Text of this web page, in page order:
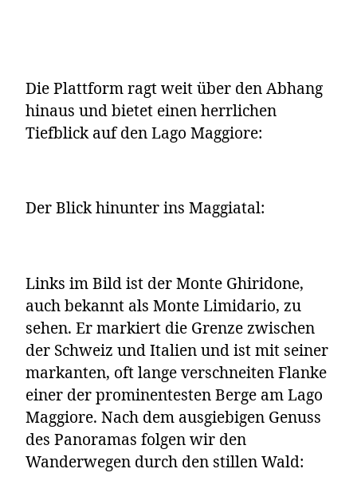
Die Plattform ragt weit über den Abhang
hinaus und bietet einen herrlichen
Tiefblick auf den Lago Maggiore:
Der Blick hinunter ins Maggiatal:
Links im Bild ist der Monte Ghiridone,
auch bekannt als Monte Limidario, zu
sehen. Er markiert die Grenze zwischen
der Schweiz und Italien und ist mit seiner
markanten, oft lange verschneiten Flanke
einer der prominentesten Berge am Lago
Maggiore. Nach dem ausgiebigen Genuss
des Panoramas folgen wir den
Wanderwegen durch den stillen Wald: